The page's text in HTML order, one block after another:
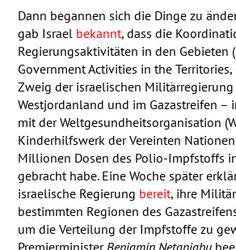
Dann begannen sich die Dinge zu
gab Israel bekannt, dass die
Regierungsaktivitäten in den Gebieten
Government Activities in the Territories,
Zweig der israelischen
Westjordanland und im Gazastreifen –
mit der Weltgesundheitsorganisation (
Kinderhilfswerk der Vereinten
Millionen Dosen des Polio-Impfstoffs
gebracht habe. Eine Woche später
israelische Regierung bereit, ihre
bestimmten Regionen des
um die Verteilung der Impfstoffe zu
Premierminister Benjamin Netanjahu